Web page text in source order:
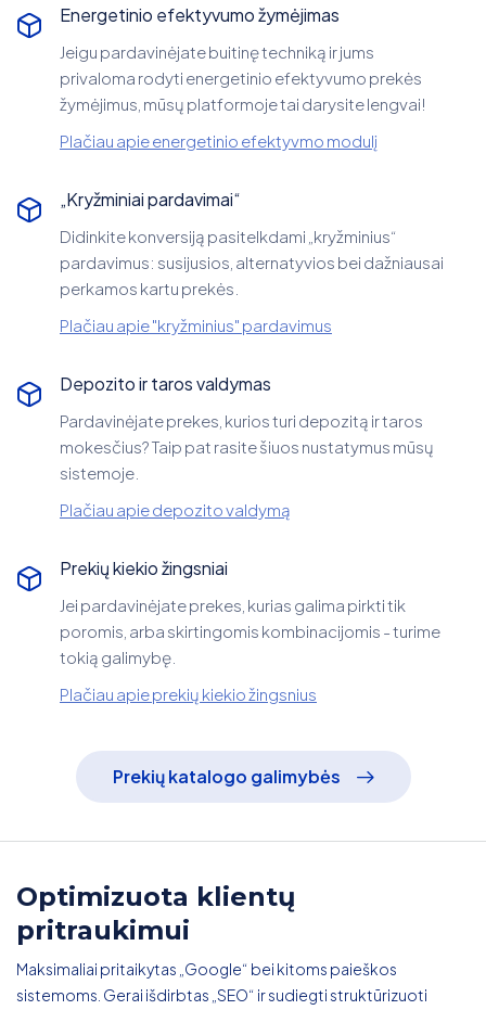
Energetinio efektyvumo žymėjimas
Jeigu pardavinėjate buitinę techniką ir jums
privaloma rodyti energetinio efektyvumo prekės
žymėjimus, mūsų platformoje tai darysite lengvai!
Plačiau apie energetinio efektyvmo modulį
„Kryžminiai pardavimai“
Didinkite konversiją pasitelkdami „kryžminius“
pardavimus: susijusios, alternatyvios bei dažniausai
perkamos kartu prekės.
Plačiau apie "kryžminius" pardavimus
Depozito ir taros valdymas
Pardavinėjate prekes, kurios turi depozitą ir taros
mokesčius? Taip pat rasite šiuos nustatymus mūsų
sistemoje.
Plačiau apie depozito valdymą
Prekių kiekio žingsniai
Jei pardavinėjate prekes, kurias galima pirkti tik
poromis, arba skirtingomis kombinacijomis - turime
tokią galimybę.
Plačiau apie prekių kiekio žingsnius
Prekių katalogo galimybės
Optimizuota klientų
pritraukimui
Maksimaliai pritaikytas „Google“ bei kitoms paieškos
sistemoms. Gerai išdirbtas „SEO“ ir sudiegti struktūrizuoti